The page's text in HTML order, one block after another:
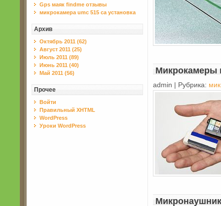
Gps маяк findme отзывы
микрокамера umc 515 ca установка
Архив
Октябрь 2011 (62)
Август 2011 (25)
Июль 2011 (89)
Июнь 2011 (40)
Май 2011 (56)
Прочее
Войти
Правильный XHTML
WordPress
Уроки WordPress
Микрокамеры
admin | Рубрика: